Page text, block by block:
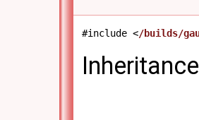
#include </builds/